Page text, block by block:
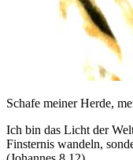
Schafe meiner Herde,
Ich bin das Licht der
Finsternis wandeln,